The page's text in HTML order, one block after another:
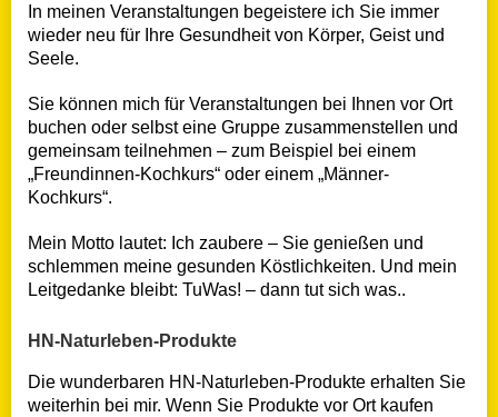
In meinen Veranstaltungen begeistere ich Sie immer
wieder neu für Ihre Gesundheit von Körper, Geist und
Seele.
Sie können mich für Veranstaltungen bei Ihnen vor Ort
buchen oder selbst eine Gruppe zusammenstellen und
gemeinsam teilnehmen – zum Beispiel bei einem
„Freundinnen-Kochkurs“ oder einem „Männer-
Kochkurs“.
Mein Motto lautet: Ich zaubere – Sie genießen und
schlemmen meine gesunden Köstlichkeiten. Und mein
Leitgedanke bleibt: TuWas! – dann tut sich was..
HN-Naturleben-Produkte
Die wunderbaren HN-Naturleben-Produkte erhalten Sie
weiterhin bei mir. Wenn Sie Produkte vor Ort kaufen